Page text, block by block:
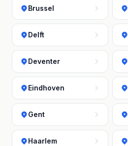
Brussel
Delft
Deventer
Eindhoven
Gent
Haarlem